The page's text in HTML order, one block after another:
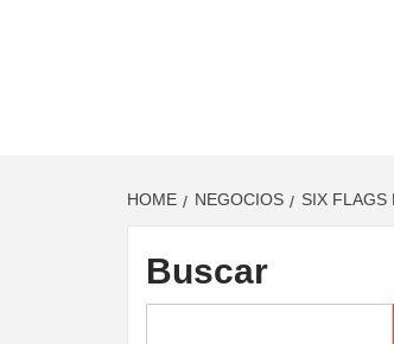
HOME NEGOCIOS SIX FLAGS
Buscar